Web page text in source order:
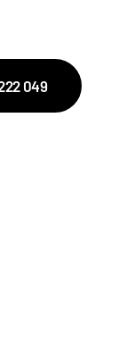
049